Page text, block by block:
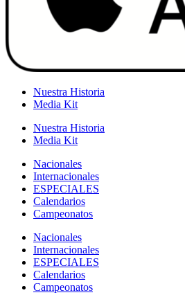
Nuestra Historia
Media Kit
Nuestra Historia
Media Kit
Nacionales
Internacionales
ESPECIALES
Calendarios
Campeonatos
Nacionales
Internacionales
ESPECIALES
Calendarios
Campeonatos